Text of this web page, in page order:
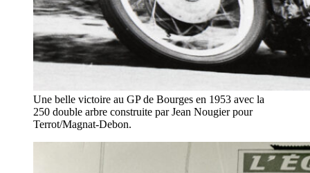
Une belle victoire au GP de Bourges en 1953 avec la
250 double arbre construite par Jean Nougier pour
Terrot/Magnat-Debon.